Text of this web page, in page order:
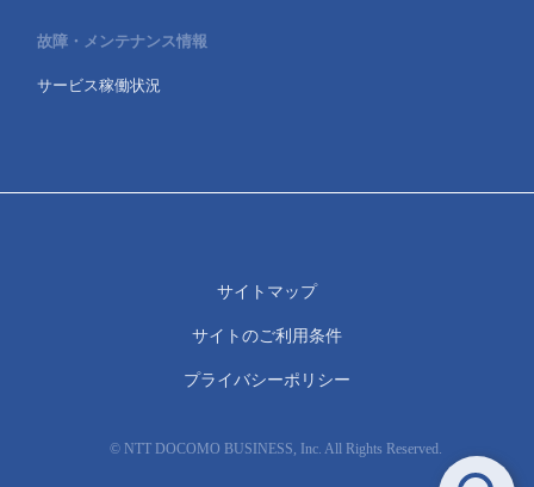
故障・メンテナンス情報
サービス稼働状況
© NTT DOCOMO BUSINESS, Inc. All Rights Reserved.
サイトマップ
サイトのご利用条件
プライバシーポリシー